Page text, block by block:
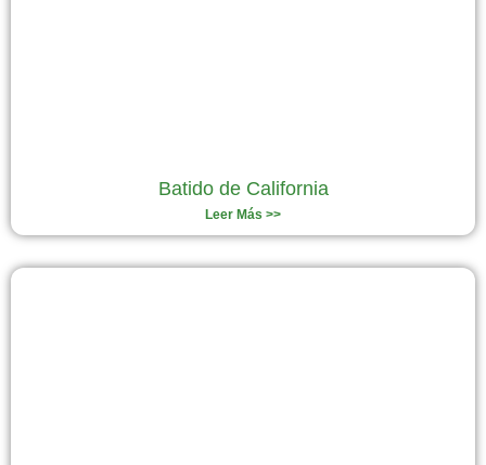
Batido de California
Leer Más >>